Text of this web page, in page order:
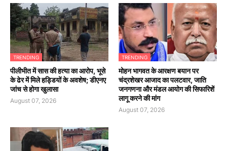
TRENDING
पीलीभीत में सास की हत्या का आरोप, भूसे
के ढेर में मिले हड्डियों के अवशेष; डीएनए
जांच से होगा खुलासा
August 07, 2026
TRENDING
मोहन भागवत के आरक्षण बयान पर
चंद्रशेखर आजाद का पलटवार, जाति
जनगणना और मंडल आयोग की सिफारिशें
लागू करने की मांग
August 07, 2026